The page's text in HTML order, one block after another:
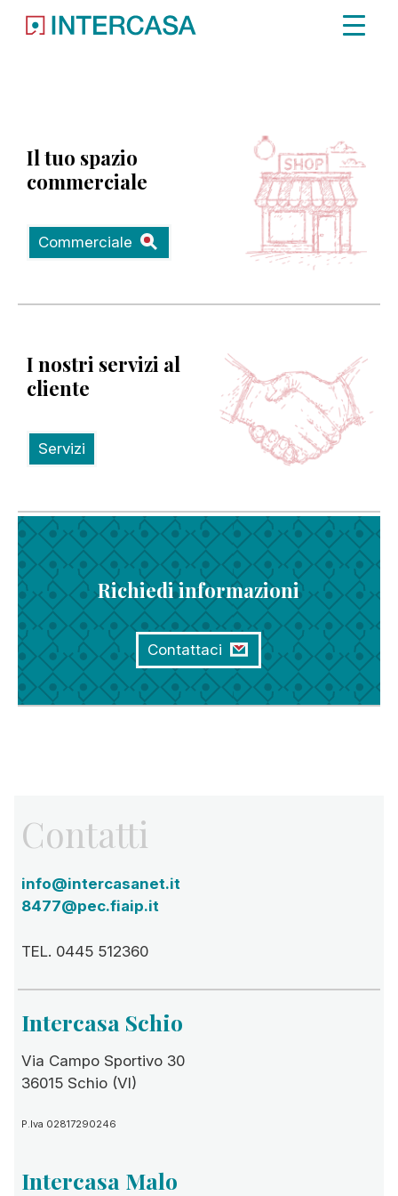
Il tuo spazio
commerciale
Commerciale
I nostri servizi al
cliente
Servizi
Richiedi informazioni
Contattaci
Contatti
info@intercasanet.it
8477@pec.fiaip.it
TEL. 0445 512360
Intercasa Schio
Via Campo Sportivo 30
36015 Schio (VI)
P.Iva 02817290246
Intercasa Malo